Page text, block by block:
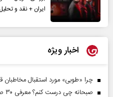
ایران + نقد و تحلیل
اخبار ویژه
چرا «طوبی» مورد استقبال مخاطبان